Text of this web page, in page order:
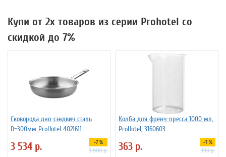
Купи от 2х товаров из серии Prohotel со
скидкой до 7%
Сковорода дно-сэндвич сталь
D=300мм ProHotel 4021611
3 534 р. -7 %
3 800р.
Колба для френч-пресса 1000 мл,
ProHotel, 3160603
363 р. -7 %
390р.